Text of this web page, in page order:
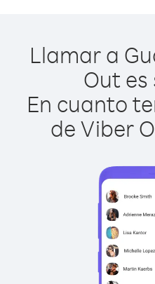
Llamar a
Out es
En cuanto
de Viber